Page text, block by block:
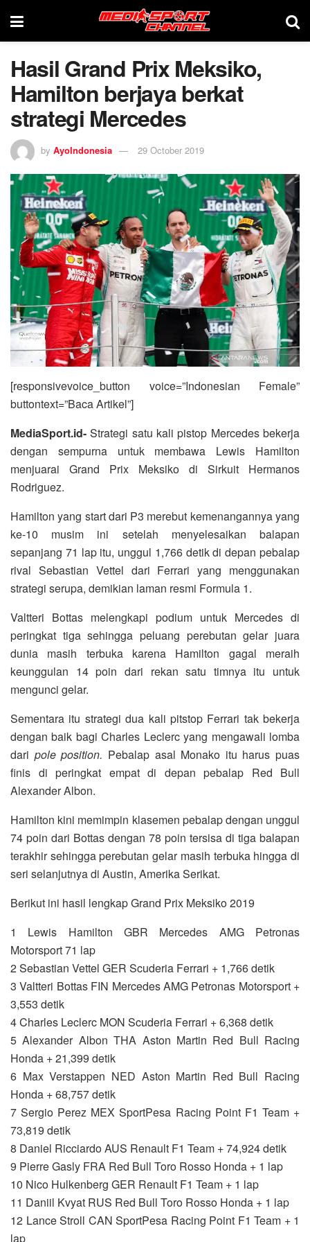
Hasil Grand Prix Meksiko,
Hamilton berjaya berkat
strategi Mercedes
by AyoIndonesia 29 October 2019
[responsivevoice_button voice=”Indonesian Female”
buttontext=”Baca Artikel”]
MediaSport.id-Strategi satu kali pistop Mercedes bekerja
dengan sempurna untuk membawa Lewis Hamilton
menjuarai Grand Prix Meksiko di Sirkuit Hermanos
Rodriguez.
Hamilton yang start dari P3 merebut kemenangannya yang
ke-10 musim ini setelah menyelesaikan balapan
sepanjang 71 lap itu, unggul 1,766 detik di depan pebalap
rival Sebastian Vettel dari Ferrari yang menggunakan
strategi serupa, demikian laman resmi Formula 1.
Valtteri Bottas melengkapi podium untuk Mercedes di
peringkat tiga sehingga peluang perebutan gelar juara
dunia masih terbuka karena Hamilton gagal meraih
keunggulan 14 poin dari rekan satu timnya itu untuk
mengunci gelar.
Sementara itu strategi dua kali pitstop Ferrari tak bekerja
dengan baik bagi Charles Leclerc yang mengawali lomba
dari pole position. Pebalap asal Monako itu harus puas
finis di peringkat empat di depan pebalap Red Bull
Alexander Albon.
Hamilton kini memimpin klasemen pebalap dengan unggul
74 poin dari Bottas dengan 78 poin tersisa di tiga balapan
terakhir sehingga perebutan gelar masih terbuka hingga di
seri selanjutnya di Austin, Amerika Serikat.
Berikut ini hasil lengkap Grand Prix Meksiko 2019
1 Lewis Hamilton GBR Mercedes AMG Petronas
Motorsport 71 lap
2 Sebastian Vettel GER Scuderia Ferrari + 1,766 detik
3 Valtteri Bottas FIN Mercedes AMG Petronas Motorsport +
3,553 detik
4 Charles Leclerc MON Scuderia Ferrari + 6,368 detik
5 Alexander Albon THA Aston Martin Red Bull Racing
Honda + 21,399 detik
6 Max Verstappen NED Aston Martin Red Bull Racing
Honda + 68,757 detik
7 Sergio Perez MEX SportPesa Racing Point F1 Team +
73,819 detik
8 Daniel Ricciardo AUS Renault F1 Team + 74,924 detik
9 Pierre Gasly FRA Red Bull Toro Rosso Honda + 1 lap
10 Nico Hulkenberg GER Renault F1 Team + 1 lap
11 Daniil Kvyat RUS Red Bull Toro Rosso Honda + 1 lap
12 Lance Stroll CAN SportPesa Racing Point F1 Team + 1
lap